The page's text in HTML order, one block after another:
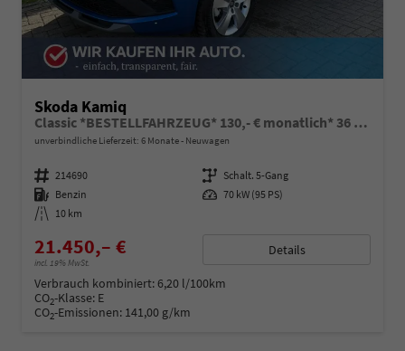
Skoda Kamiq
Classic *BESTELLFAHRZEUG* 130,- € monatlich* 36 Monate* Ohne Kilometerbegrenzung*
unverbindliche Lieferzeit: 6 Monate Neuwagen
Fahrzeugnummer 214690 Getriebe Schalt. 5-Gang
Kraftstoff Benzin Leistung 70 kW (95 PS)
Kilometerstand 10 km
21.450,– €
incl. 19% MwSt.
Details
Verbrauch kombiniert:6,20 l/100km
CO2-Klasse: E
CO2-Emissionen: 141,00 g/km